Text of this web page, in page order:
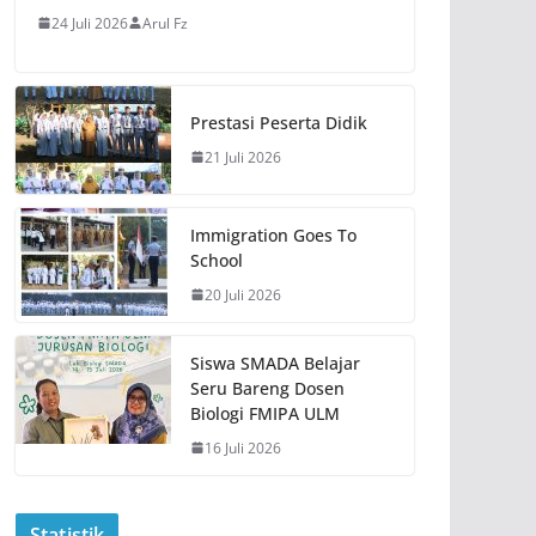
24 Juli 2026 Arul Fz
Prestasi Peserta Didik
21 Juli 2026
Immigration Goes To
School
20 Juli 2026
Siswa SMADA Belajar
Seru Bareng Dosen
Biologi FMIPA ULM
16 Juli 2026